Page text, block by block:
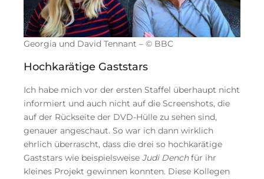
Georgia und David Tennant – © BBC
Hochkarätige Gaststars
Ich habe mich vor der ersten Staffel überhaupt nicht
informiert und auch nicht auf die Screenshots, die
auf der Rückseite der DVD-Hülle zu sehen sind,
genauer angeschaut. So war ich dann wirklich
ehrlich überrascht, dass die drei so hochkarätige
Gaststars wie beispielsweise Judi Denchfür ihr
kleines Projekt gewinnen konnten. Diese Kollegen